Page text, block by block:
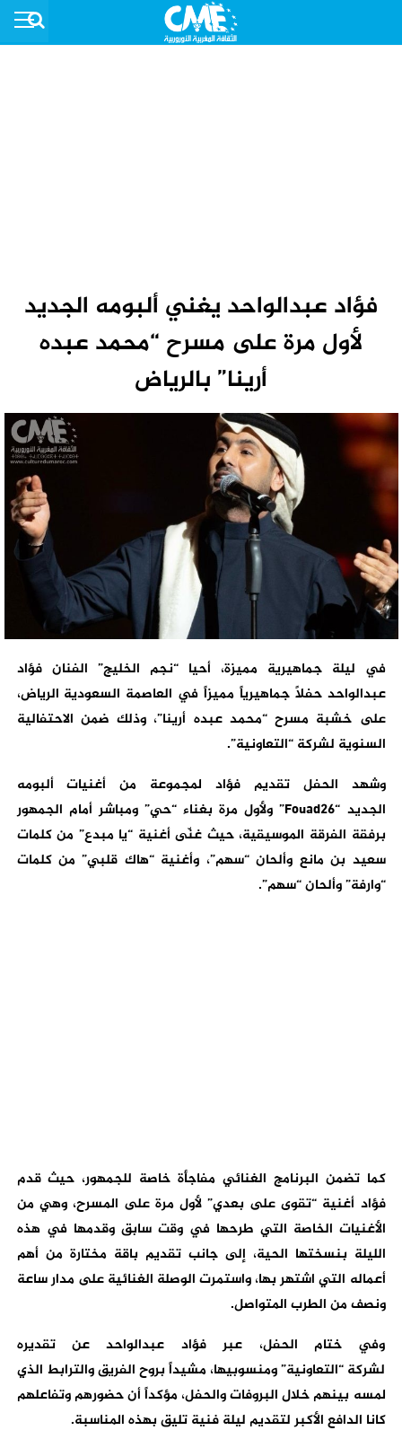
فؤاد عبدالواحد يغني ألبومه الجديد
لأول مرة على مسرح “محمد عبده
أرينا” بالرياض
في ليلة جماهيرية مميزة، أحيا “نجم الخليج” الفنان فؤاد
عبدالواحد حفلاً جماهيرياً مميزاً في العاصمة السعودية الرياض،
على خشبة مسرح “محمد عبده أرينا”، وذلك ضمن الاحتفالية
السنوية لشركة “التعاونية”.
وشهد الحفل تقديم فؤاد لمجموعة من أغنيات ألبومه
الجديد “Fouad26” ولأول مرة بغناء “حي” ومباشر أمام الجمهور
برفقة الفرقة الموسيقية، حيث غنّى أغنية “يا مبدع” من كلمات
سعيد بن مانع وألحان “سهم”، وأغنية “هاك قلبي” من كلمات
“وارفة” وألحان “سهم”.
كما تضمن البرنامج الغنائي مفاجأة خاصة للجمهور، حيث قدم
فؤاد أغنية “تقوى على بعدي” لأول مرة على المسرح، وهي من
الأغنيات الخاصة التي طرحها في وقت سابق وقدمها في هذه
الليلة بنسختها الحية، إلى جانب تقديم باقة مختارة من أهم
أعماله التي اشتهر بها، واستمرت الوصلة الغنائية على مدار ساعة
ونصف من الطرب المتواصل.
وفي ختام الحفل، عبر فؤاد عبدالواحد عن تقديره
لشركة “التعاونية” ومنسوبيها، مشيداً بروح الفريق والترابط الذي
لمسه بينهم خلال البروفات والحفل، مؤكداً أن حضورهم وتفاعلهم
كانا الدافع الأكبر لتقديم ليلة فنية تليق بهذه المناسبة.